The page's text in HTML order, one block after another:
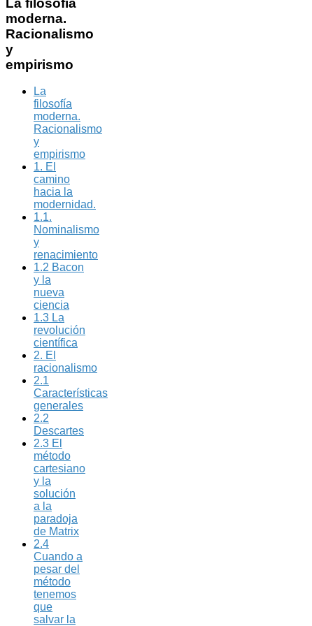
moderna.
Racionalismo
y
empirismo
La
filosofía
moderna.
Racionalismo
y
empirismo
1. El
camino
hacia la
modernidad.
1.1.
Nominalismo
y
renacimiento
1.2 Bacon
y la
nueva
ciencia
1.3 La
revolución
científica
2. El
racionalismo
2.1
Características
generales
2.2
Descartes
2.3 El
método
cartesiano
y la
solución
a la
paradoja
de Matrix
2.4
Cuando a
pesar del
método
tenemos
que
salvar la